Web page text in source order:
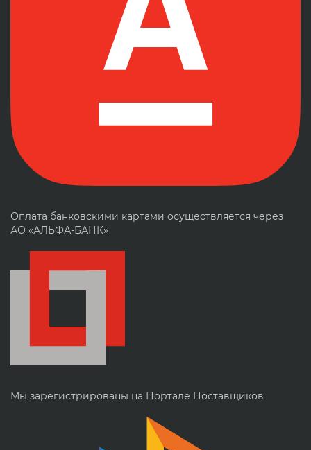
Оплата банковскими картами осуществляется через
АО «АЛЬФА-БАНК»
Мы зарегистрированы на Портале Поставщиков